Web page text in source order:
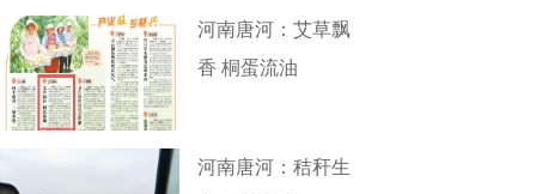
河南唐河：艾草飘
香 桐蛋流油
河南唐河：秸秆生